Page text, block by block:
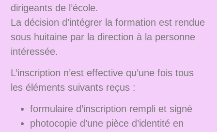
dirigeants de l’école.
La décision d’intégrer la formation est rendue
sous huitaine par la direction à la personne
intéressée.
L’inscription n’est effective qu’une fois tous
les éléments suivants reçus :
formulaire d’inscription rempli et signé
photocopie d’une pièce d’identité en